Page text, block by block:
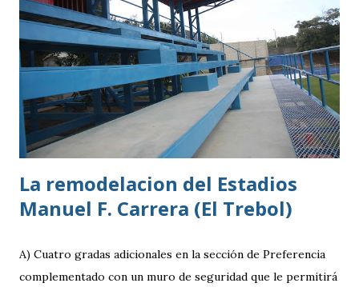
La remodelacion del Estadios
Manuel F. Carrera (El Trebol)
A) Cuatro gradas adicionales en la sección de Preferencia
complementado con un muro de seguridad que le permitirá